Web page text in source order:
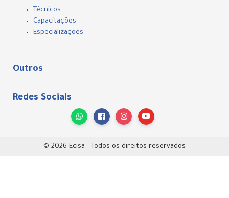
Técnicos
Capacitações
Especializações
Outros
Redes Sociais
© 2026 Ecisa - Todos os direitos reservados